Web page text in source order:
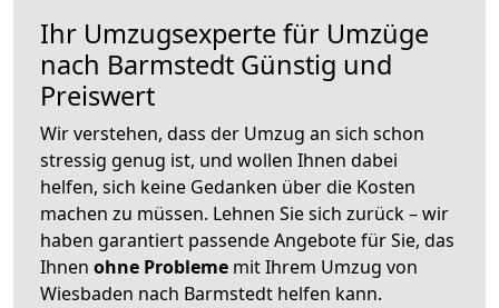
Ihr Umzugsexperte für Umzüge
nach Barmstedt Günstig und
Preiswert
Wir verstehen, dass der Umzug an sich schon
stressig genug ist, und wollen Ihnen dabei
helfen, sich keine Gedanken über die Kosten
machen zu müssen. Lehnen Sie sich zurück – wir
haben garantiert passende Angebote für Sie, das
Ihnen ohne Probleme mit Ihrem Umzug von
Wiesbaden nach Barmstedt helfen kann.